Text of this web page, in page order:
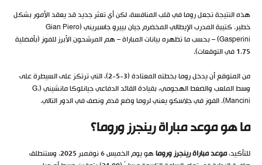
هذه النتيجة تجعل روما في قلب المنافسة، لكن أي تعثر جديد قد يعقد الأمور بشكل
خطير. كتيبة المدرب الإيطالي المخضرم جيان بييرو جاسبريني (Gian Piero
Gasperini) – بحسب ما تظهره بيانات المباراة – هم المرشحون الأبرز للفوز (بأفضلية
1.75 في التوقعات).
من المتوقع أن يدخل روما بخطته المعتادة (3-5-2)، التي ترتكز على السيطرة على
وسط الملعب والضغط الهجومي، بقيادة القائد الدفاعي جيانلوكا مانشيني (G.
Mancini). الفوز في جلاسكو يعني لروما وضع قدم ونصف في الدور التالي.
ما هو موعد مباراة رينجرز وروما؟
للتأكيد،موعد مباراة رينجرز وروما
هو يوم الخميس 6 نوفمبر 2025. وستنطلق